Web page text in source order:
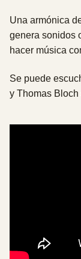
Una armónica
genera sonidos
hacer música
Se puede
y Thomas